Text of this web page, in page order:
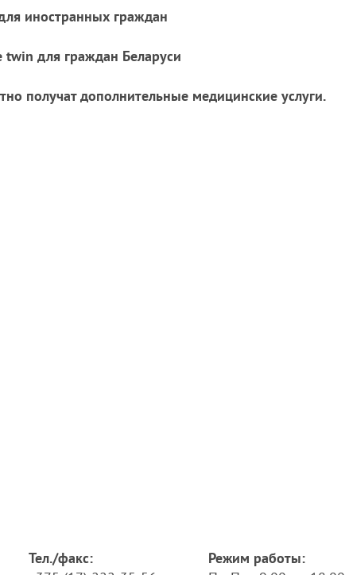
иностранных граждан
для граждан Беларуси
получат дополнительные медицинские услуги.
Тел./факс:
Режим работы: